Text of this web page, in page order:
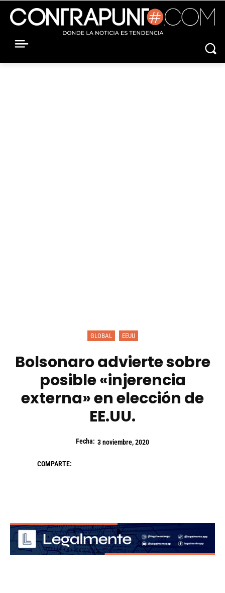
GLOBAL EEUU
Bolsonaro advierte sobre
posible «injerencia
externa» en elección de
EE.UU.
Fecha: 3 noviembre, 2020
COMPARTE: